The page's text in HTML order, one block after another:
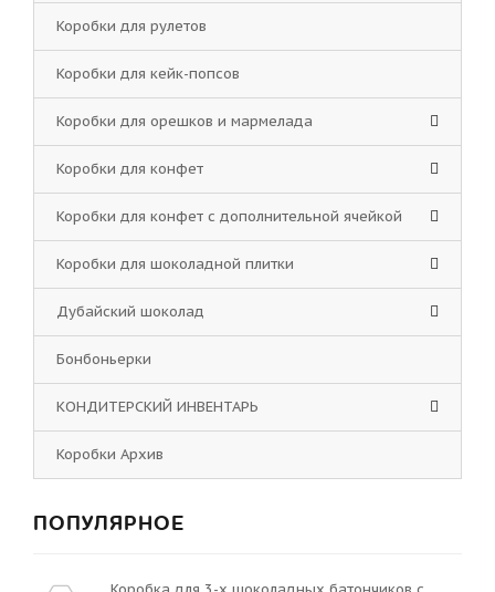
Коробки для рулетов
Коробки для кейк-попсов
Коробки для орешков и мармелада
Коробки для конфет
Коробки для конфет с дополнительной ячейкой
Коробки для шоколадной плитки
Дубайский шоколад
Бонбоньерки
КОНДИТЕРСКИЙ ИНВЕНТАРЬ
Коробки Архив
ПОПУЛЯРНОЕ